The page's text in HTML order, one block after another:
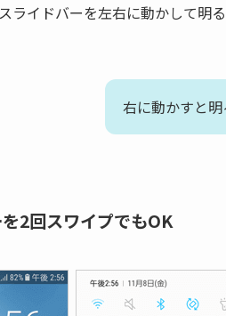
ライドバーを左右に動かして明る
右に動かすと明
2回スワイプでもOK